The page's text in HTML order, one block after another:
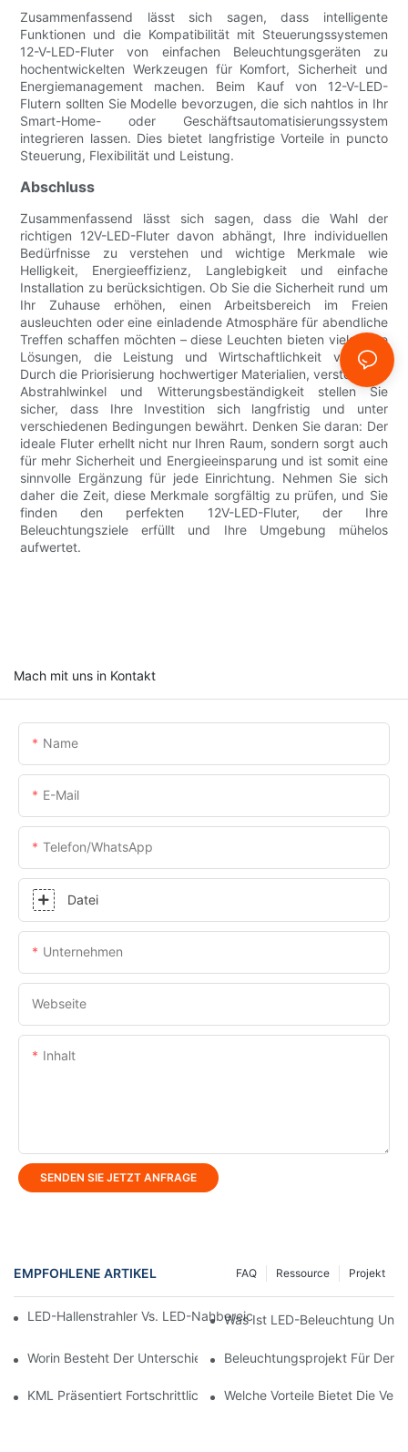
Zusammenfassend lässt sich sagen, dass intelligente
Funktionen und die Kompatibilität mit Steuerungssystemen
12-V-LED-Fluter von einfachen Beleuchtungsgeräten zu
hochentwickelten Werkzeugen für Komfort, Sicherheit und
Energiemanagement machen. Beim Kauf von 12-V-LED-
Flutern sollten Sie Modelle bevorzugen, die sich nahtlos in Ihr
Smart-Home- oder Geschäftsautomatisierungssystem
integrieren lassen. Dies bietet langfristige Vorteile in puncto
Steuerung, Flexibilität und Leistung.
Abschluss
Zusammenfassend lässt sich sagen, dass die Wahl der
richtigen 12V-LED-Fluter davon abhängt, Ihre individuellen
Bedürfnisse zu verstehen und wichtige Merkmale wie
Helligkeit, Energieeffizienz, Langlebigkeit und einfache
Installation zu berücksichtigen. Ob Sie die Sicherheit rund um
Ihr Zuhause erhöhen, einen Arbeitsbereich im Freien
ausleuchten oder eine einladende Atmosphäre für abendliche
Treffen schaffen möchten – diese Leuchten bieten vielseitige
Lösungen, die Leistung und Wirtschaftlichkeit vereinen.
Durch die Priorisierung hochwertiger Materialien, verstellbarer
Abstrahlwinkel und Witterungsbeständigkeit stellen Sie
sicher, dass Ihre Investition sich langfristig und unter
verschiedenen Bedingungen bewährt. Denken Sie daran: Der
ideale Fluter erhellt nicht nur Ihren Raum, sondern sorgt auch
für mehr Sicherheit und Energieeinsparung und ist somit eine
sinnvolle Ergänzung für jede Einrichtung. Nehmen Sie sich
daher die Zeit, diese Merkmale sorgfältig zu prüfen, und Sie
finden den perfekten 12V-LED-Fluter, der Ihre
Beleuchtungsziele erfüllt und Ihre Umgebung mühelos
aufwertet.
Mach mit uns in Kontakt
Name
E-Mail
Telefon/WhatsApp
Datei
Unternehmen
Webseite
Inhalt
SENDEN SIE JETZT ANFRAGE
EMPFOHLENE ARTIKEL Projekt
Ressource
FAQ
LED-Hallenstrahler Vs. LED-Nahbereichsstrahler: Worin Liegt
Was Ist LED-Beleuchtung Und
Worin Besteht Der Unterschied Zwischen Flutlicht Und LED-
Beleuchtungsprojekt Für Den
KML Präsentiert Fortschrittliche LED-Lösungen Auf Der Hong
Welche Vorteile Bietet Die